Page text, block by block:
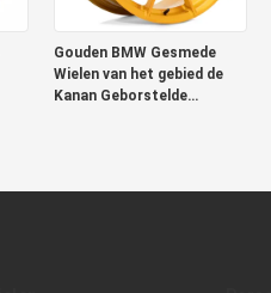
Gouden BMW Gesmede
Wielen van het gebied de
Kanan Geborstelde